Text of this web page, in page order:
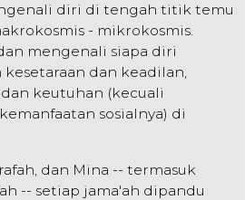
diri di tengah titik temu
- mikrokosmis.
mengenali siapa diri
dan keadilan,
keutuhan (kecuali
sosialnya) di
dan Mina -- termasuk
-- setiap jama'ah dipandu